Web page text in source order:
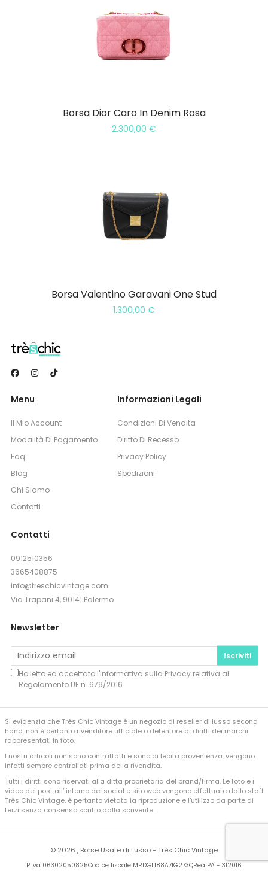
Borsa Dior Caro In Denim Rosa
2.300,00 €
Borsa Valentino Garavani One Stud
1.300,00 €
Menu
Il Mio Account
Modalità Di Pagamento
Faq
Blog
Chi Siamo
Contatti
Informazioni Legali
Condizioni Di Vendita
Diritto Di Recesso
Privacy Policy
Spedizioni
Contatti
0912510356
3665408875
info@treschicvintage.com
Via Trapani 4, 90141 Palermo
Newsletter
Iscriviti
Ho letto ed accettato l'informativa sulla Privacyrelativa al
Regolamento UE n. 679/2016
Si evidenzia che Très Chic Vintage è un negozio di reseller di lusso second
hand, non è pertanto rivenditore ufficiale o detentore di diritti dei marchi
rappresentati in foto.
I nostri articoli non sono contraffatti e sono di lecita provenienza, vengono
infatti sempre controllati prima della rivendita.
Tutti i diritti sono riservati alla ditta proprietaria del brand/firma. Le foto e i
video dei post all’ interno dei social e sito web vengono effettuate dallo staff
Très Chic Vintage, è pertanto vietata la riproduzione e l’utilizzo da parte di
terzi senza consenso scritto dalla scrivente.
© 2026 , Borse Usate di Lusso - Très Chic Vintage
P.iva 06302050825Codice fiscale MRDGLI88A71G273QRea PA - 312016